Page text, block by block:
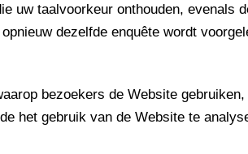
uw taalvoorkeur onthouden, evenals
dezelfde enquête wordt
bezoekers de Website
het gebruik van de Website te